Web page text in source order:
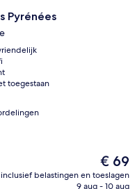
Pyrénées
toegestaan
De
prijs
is
€ 69
inclusief belastingen en toeslagen
9 aug - 10 aug